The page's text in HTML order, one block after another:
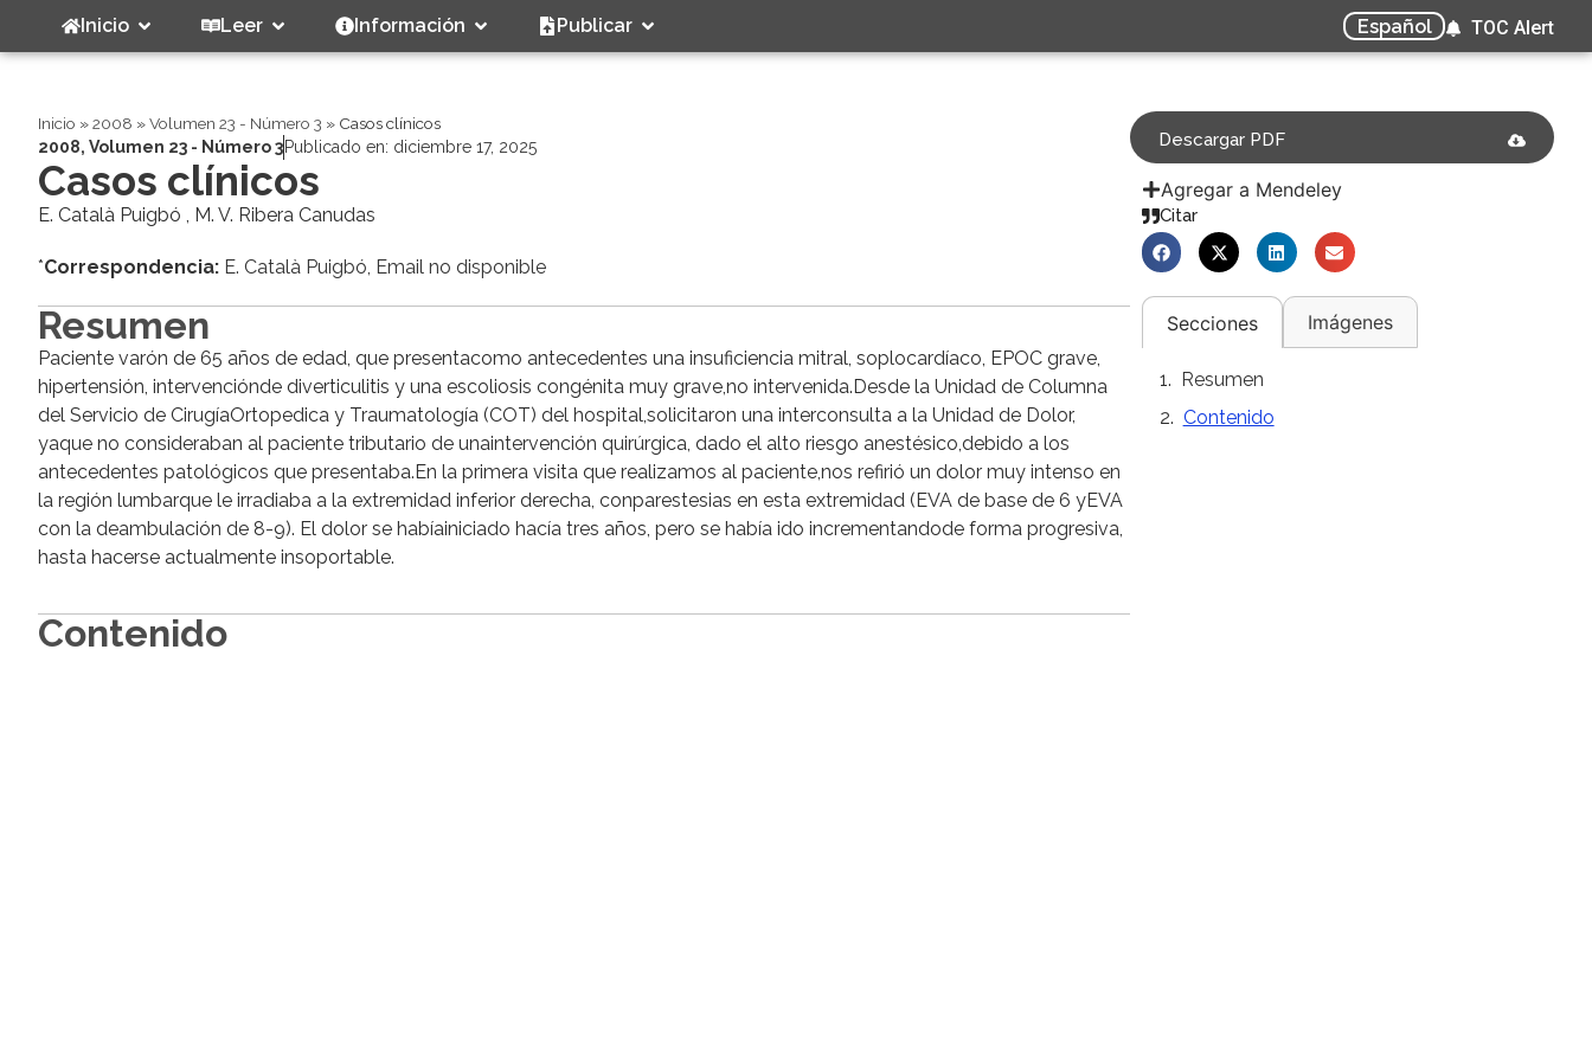
Inicio Leer Información Publicar Español TOC Alert
Inicio »2008 »Volumen 23 - Número 3 » Casos clínicos
2008, Volumen 23 - Número 3Publicado en: diciembre 17, 2025
Casos clínicos
E. Català Puigbó , M. V. Ribera Canudas
*Correspondencia: E. Català Puigbó, Email no disponible
Resumen
Paciente varón de 65 años de edad, que presentacomo antecedentes una insuficiencia mitral, soplocardíaco, EPOC grave,
hipertensión, intervenciónde diverticulitis y una escoliosis congénita muy grave,no intervenida.Desde la Unidad de Columna
del Servicio de CirugíaOrtopedica y Traumatología (COT) del hospital,solicitaron una interconsulta a la Unidad de Dolor,
yaque no consideraban al paciente tributario de unaintervención quirúrgica, dado el alto riesgo anestésico,debido a los
antecedentes patológicos que presentaba.En la primera visita que realizamos al paciente,nos refirió un dolor muy intenso en
la región lumbarque le irradiaba a la extremidad inferior derecha, conparestesias en esta extremidad (EVA de base de 6 yEVA
con la deambulación de 8-9). El dolor se habíainiciado hacía tres años, pero se había ido incrementandode forma progresiva,
hasta hacerse actualmente insoportable.
Contenido
Descargar PDF
Agregar a Mendeley
Citar
Secciones Imágenes
Resumen
Contenido